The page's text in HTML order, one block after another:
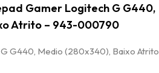
Gamer Logitech G G440,
Atrito – 943-000790
G440, Medio (280x340), Baixo Atrito